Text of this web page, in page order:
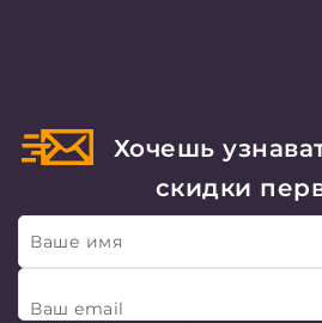
Хочешь
скидки
Ваше имя
Ваш email